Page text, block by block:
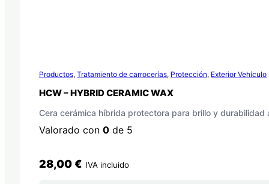
Productos, Tratamiento de carrocerías, Protección, Exterior Vehículo
HCW – HYBRID CERAMIC WAX
Cera cerámica híbrida protectora para brillo y durabilidad
Valorado con 0 de 5
28,00€ IVA incluido